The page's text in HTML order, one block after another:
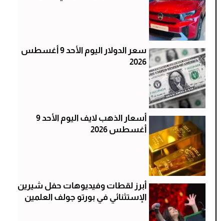
سعر الدولار اليوم الأحد 9 أغسطس
2026
أسعار الذهب لايف اليوم الأحد 9
أغسطس 2026
أبرز لقطات وفيديوهات حفل شيرين
الإستثنائي في بورتو جولف العلمين